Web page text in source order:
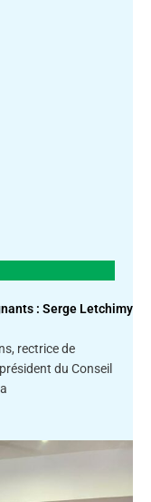
: Serge Letchimy
rectrice de
du Conseil